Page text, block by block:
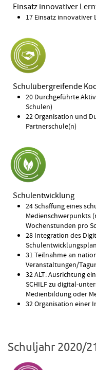
Einsatz innovativer
17 Einsatz
Schulübergreifende
20 Durchgeführte
Schulen)
22 Organisation und
Partnerschule(n)
Schulentwicklung
24 Schaffung eines
Medienschwerpunkts
Wochenstunden pro
28 Integration des
Schulentwicklungsplan
31 Teilnahme an
Veranstaltungen/
32 ALT: Ausrichtung
SCHILF zu digital-
Medienbildung oder
32 Organisation einer
Schuljahr 2020/21